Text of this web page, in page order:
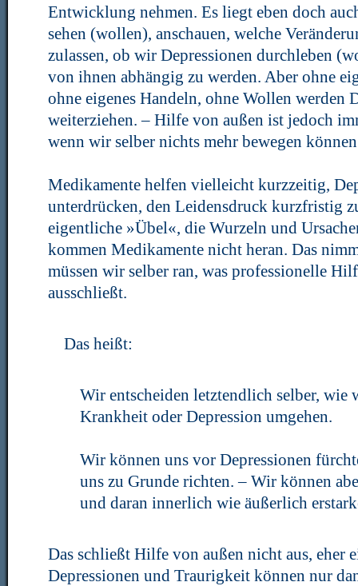
Entwicklung nehmen. Es liegt eben doch
sehen (wollen), anschauen, welche
zulassen, ob wir Depressionen durchleben
von ihnen abhängig zu werden. Aber ohne
ohne eigenes Handeln, ohne Wollen werden
weiterziehen. – Hilfe von außen ist jedoch
wenn wir selber nichts mehr bewegen
Medikamente helfen vielleicht kurzzeitig,
unterdrücken, den Leidensdruck kurzfristig
eigentliche »Übel«, die Wurzeln und
kommen Medikamente nicht heran. Das
müssen wir selber ran, was professionelle
ausschließt.
Das heißt:
Wir entscheiden letztendlich selber, wie
Krankheit oder Depression umgehen.
Wir können uns vor Depressionen
uns zu Grunde richten. – Wir können
und daran innerlich wie äußerlich
Das schließt Hilfe von außen nicht aus, eher
Depressionen und Traurigkeit können nur